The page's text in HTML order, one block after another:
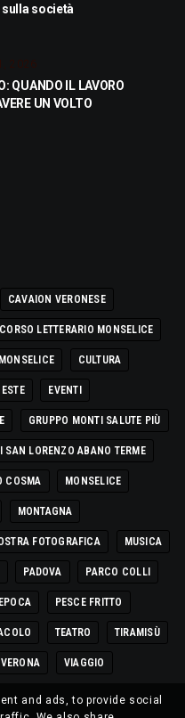
società
2026
QUANDO IL LAVORO
UN VOLTO
CAVAION VERONESE
LETTERARIO MONSELICE
CULTURA
ESTE EVENTI
GRUPPO MONTI SALUTE PIÙ
SAN LORENZO ABANO TERME
COSMA MONSELICE
MONTAGNA
FOTOGRAFICA MUSICA
PADOVA PARCO COLLI
PESCE FRITTO
TEATRO TIRAMISÙ
VERONA VIAGGIO
and ads, to provide social